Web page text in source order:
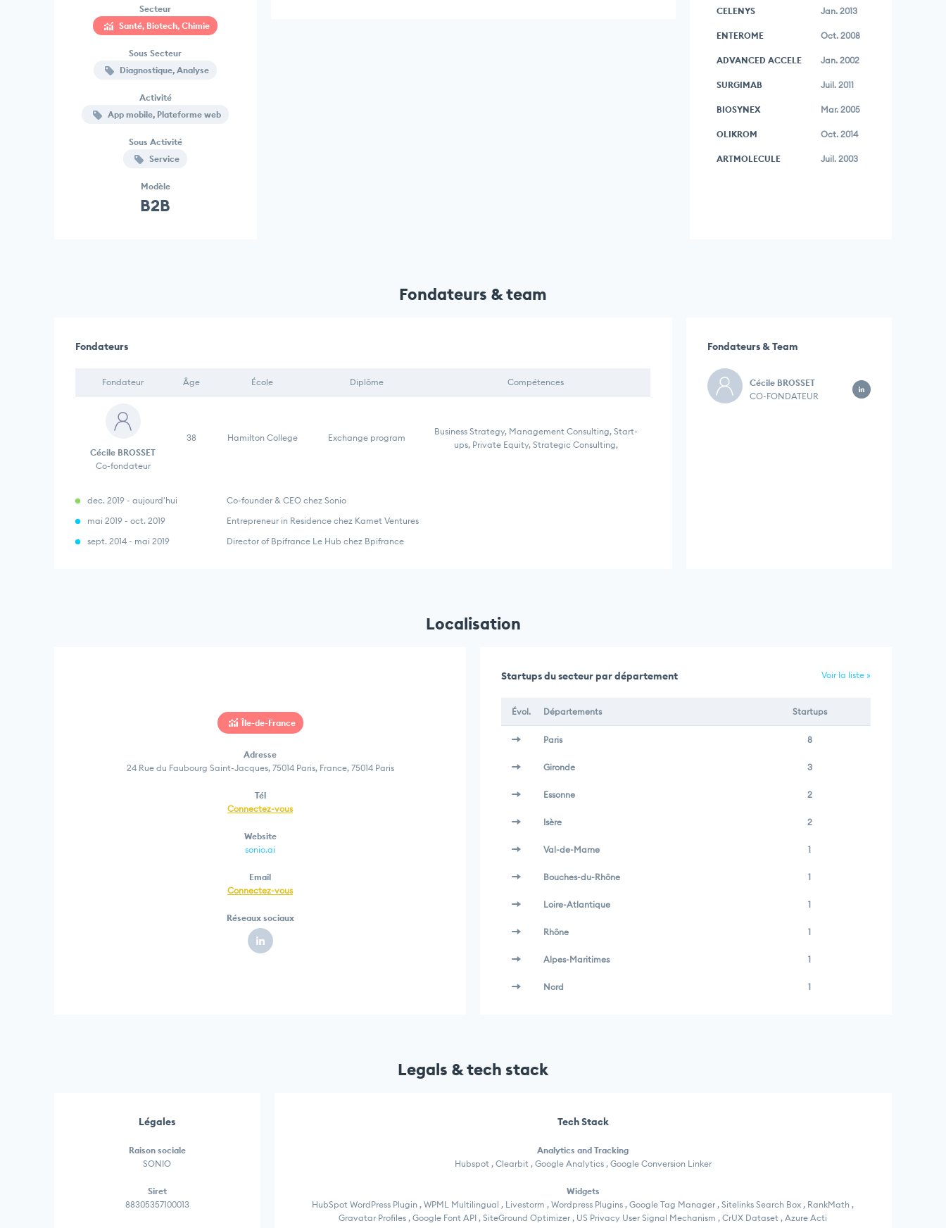
Secteur
Santé, Biotech, Chimie
Sous Secteur
Diagnostique, Analyse
Activité
App mobile, Plateforme web
Sous Activité
Service
Modèle
B2B
CELENYS Jan. 2013
ENTEROME Oct. 2008
ADVANCED ACCELE Jan. 2002
SURGIMAB Juil. 2011
BIOSYNEX Mar. 2005
OLIKROM Oct. 2014
ARTMOLECULE Juil. 2003
Fondateurs & team
Fondateurs
Fondateur Âge École Diplôme Compétences
Cécile BROSSET
Co-fondateur
38 Hamilton College Exchange program
Business Strategy, Management Consulting, Start-
ups, Private Equity, Strategic Consulting,
dec. 2019 - aujourd'hui
Co-founder & CEO chez Sonio
mai 2019 - oct. 2019
Entrepreneur in Residence chez Kamet Ventures
sept. 2014 - mai 2019
Director of Bpifrance Le Hub chez Bpifrance
Fondateurs & Team
Cécile BROSSET
CO-FONDATEUR
Localisation
Île-de-France
Adresse
24 Rue du Faubourg Saint-Jacques, 75014 Paris, France, 75014 Paris
Tél
Connectez-vous
Website
sonio.ai
Email
Connectez-vous
Réseaux sociaux
Startups du secteur par département Voir la liste »
Évol. Départements Startups
Paris 8
Gironde 3
Essonne 2
Isère 2
Val-de-Marne 1
Bouches-du-Rhône 1
Loire-Atlantique 1
Rhône 1
Alpes-Maritimes 1
Nord 1
Legals & tech stack
Légales
Raison sociale
SONIO
Siret
88305357100013
Tech Stack
Analytics and Tracking
Hubspot , Clearbit , Google Analytics , Google Conversion Linker
Widgets
HubSpot WordPress Plugin , WPML Multilingual , Livestorm , Wordpress Plugins , Google Tag Manager , Sitelinks Search Box , RankMath ,
Gravatar Profiles , Google Font API , SiteGround Optimizer , US Privacy User Signal Mechanism , CrUX Dataset , Azure Acti